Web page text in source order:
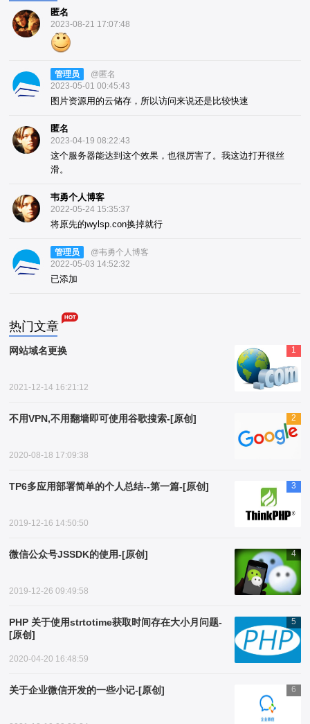
匿名
2023-08-21 17:07:48
管理员
@匿名
2023-05-01 00:45:43
图片资源用的云储存，所以访问来说还是比较快速
匿名
2023-04-19 08:22:43
这个服务器能达到这个效果，也很厉害了。我这边打开很丝
滑。
韦勇个人博客
2022-05-24 15:35:37
将原先的wylsp.con换掉就行
管理员
@韦勇个人博客
2022-05-03 14:52:32
已添加
热门文章
1
网站域名更换
2021-12-14 16:21:12
2
不用VPN,不用翻墙即可使用谷歌搜索-[原创]
2020-08-18 17:09:38
3
TP6多应用部署简单的个人总结--第一篇-[原创]
2019-12-16 14:50:50
4
微信公众号JSSDK的使用-[原创]
2019-12-26 09:49:58
5
PHP 关于使用strtotime获取时间存在大小月问题-
[原创]
2020-04-20 16:48:59
6
关于企业微信开发的一些小记-[原创]